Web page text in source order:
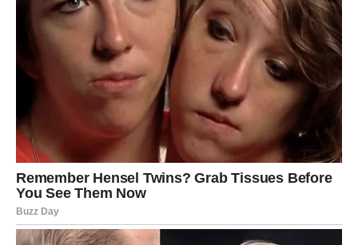
Sudbina ih konačno nagrađuje za strpljenje koje su
pokazivali tokom prethodnih meseci.
Lavovima predstoji period u kojem će se osećati kao da ih
prati posebna zvezda sreće. Oni su znak koji voli rizik,
izazove i uzbuđenje, a upravo će narednih 15 dana doneti
mnogo razloga za optimizam.
Već od prvih dana ovog perioda Lavovi će primetiti da se